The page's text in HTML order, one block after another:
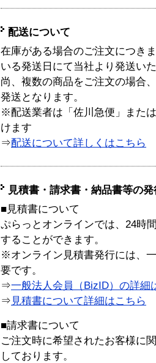
配送について
在庫がある場合のご注文につき
いる発送日にて当社より発送い
尚、複数の商品をご注文の場合
発送となります。
※配送業者は「佐川急便」また
けます
⇒配送について詳しくはこちら
見積書・請求書・納品書等の
■見積書について
ぷらっとオンラインでは、24時
することができます。
※オンライン見積書発行には、
要です。
⇒一般法人会員（BizID）の詳細
⇒ 見積書について詳細はこちら
■請求書について
ご注文時に希望されたお客様に
しております。